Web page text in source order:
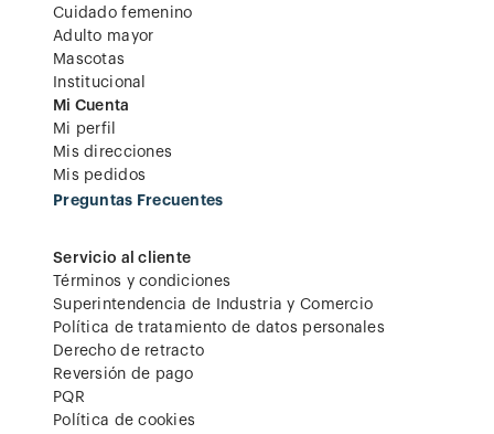
Cuidado femenino
Adulto mayor
Mascotas
Institucional
Mi Cuenta
Mi perfil
Mis direcciones
Mis pedidos
Preguntas Frecuentes
Servicio al cliente
Términos y condiciones
Superintendencia de Industria y Comercio
Política de tratamiento de datos personales
Derecho de retracto
Reversión de pago
PQR
Política de cookies